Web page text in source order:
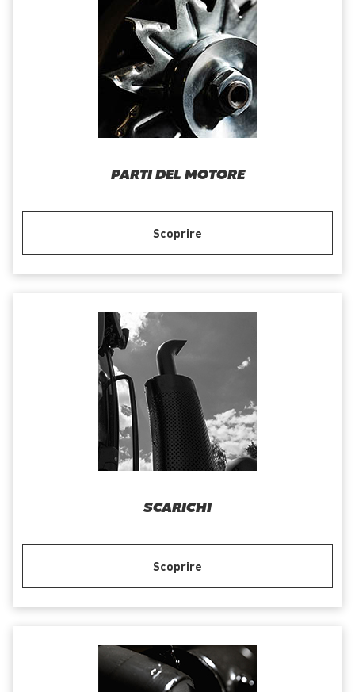
PARTI DEL MOTORE
Scoprire
SCARICHI
Scoprire